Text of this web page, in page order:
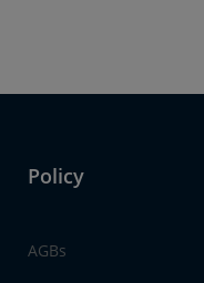
Policy
AGBs